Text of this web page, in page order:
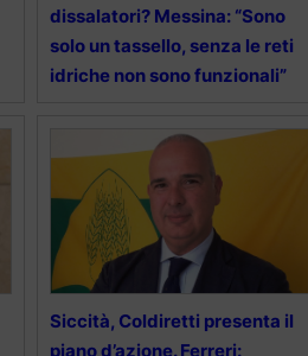
dissalatori? Messina: “Sono
solo un tassello, senza le reti
idriche non sono funzionali”
Siccità, Coldiretti presenta il
piano d’azione. Ferreri: